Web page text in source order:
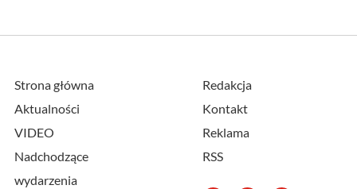
Strona główna
Aktualności
VIDEO
Nadchodzące
wydarzenia
Redakcja
Kontakt
Reklama
RSS